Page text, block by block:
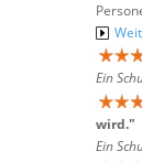
Ein
wird."
Ein